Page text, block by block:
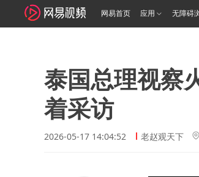
网易首页 应用 无障碍
泰国总理视察
着采访
2026-05-17 14:04:52 老赵观天下